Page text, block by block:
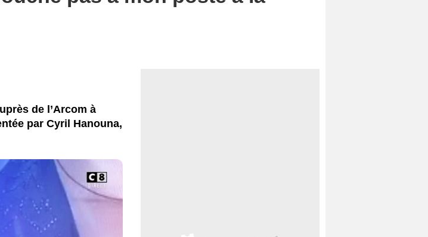
cet article
de l’Arcom à
par Cyril Hanouna,